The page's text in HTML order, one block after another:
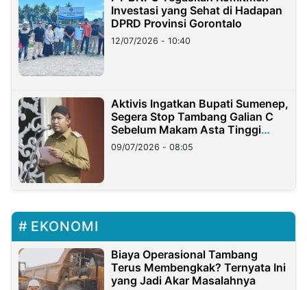
Investasi yang Sehat di Hadapan
DPRD Provinsi Gorontalo
12/07/2026 - 10:40
Aktivis Ingatkan Bupati Sumenep,
Segera Stop Tambang Galian C
Sebelum Makam Asta Tinggi
Longsor
09/07/2026 - 08:05
EKONOMI
Biaya Operasional Tambang
Terus Membengkak? Ternyata Ini
yang Jadi Akar Masalahnya